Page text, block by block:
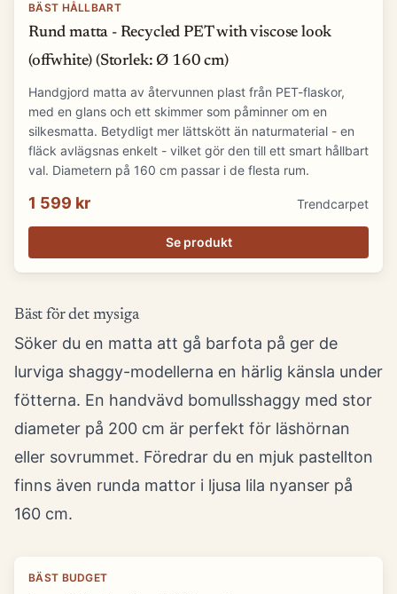
BÄST HÅLLBART
Rund matta - Recycled PET with viscose look
(offwhite) (Storlek: Ø 160 cm)
Handgjord matta av återvunnen plast från PET-flaskor,
med en glans och ett skimmer som påminner om en
silkesmatta. Betydligt mer lättskött än naturmaterial - en
fläck avlägsnas enkelt - vilket gör den till ett smart hållbart
val. Diametern på 160 cm passar i de flesta rum.
1 599 kr Trendcarpet
Se produkt
Bäst för det mysiga
Söker du en matta att gå barfota på ger de
lurviga shaggy-modellerna en härlig känsla under
fötterna. En handvävd bomullsshaggy med stor
diameter på 200 cm är perfekt för läshörnan
eller sovrummet. Föredrar du en mjuk pastellton
finns även runda mattor i ljusa lila nyanser på
160 cm.
BÄST BUDGET